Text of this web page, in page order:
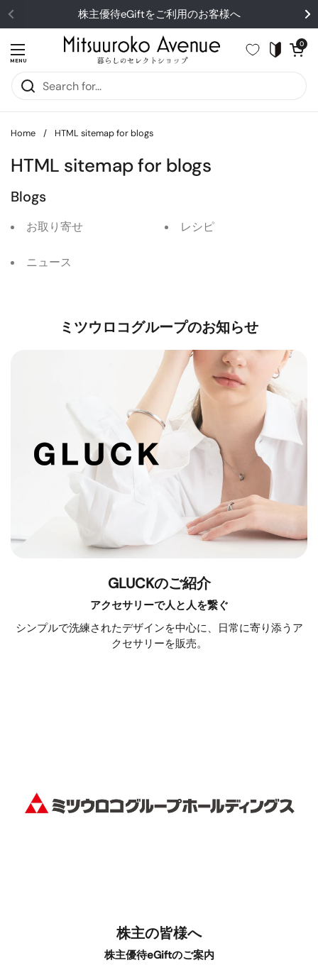
Skip to content 株主優待eGiftをご利用のお客様へ
Open menu
MENU
Open cart
0
Home / HTML sitemap for blogs
HTML sitemap for blogs
Blogs
お取り寄せ
ニュース
レシピ
ミツウロコグループのお知らせ
GLUCKのご紹介
アクセサリーで人と人を繋ぐ
シンプルで洗練されたデザインを中心に、日常に寄り添うア
クセサリーを販売。
株主の皆様へ
株主優待eGiftのご案内